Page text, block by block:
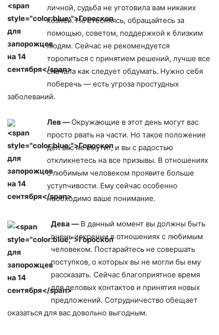
личной, судьба не уготовила вам никаких
козней. Не стесняясь, обращайтесь за
помощью, советом, поддержкой к близким
людям. Сейчас не рекомендуется
торопиться с принятием решений, лучше все
сначала как следует обдумать. Нужно себя
поберечь — есть угроза простудных
заболеваний.
Лев — Окружающие в этот день могут вас
просто рвать на части. Но такое положение
дел вас не смутит, и вы с радостью
откликнетесь на все призывы. В отношениях
с любимым человеком проявите больше
уступчивости. Ему сейчас особенно
необходимо ваше понимание.
Дева — В данный момент вы должны быть
очень искренни в отношениях с любимым
человеком. Постарайтесь не совершать
поступков, о которых вы не могли бы ему
рассказать. Сейчас благоприятное время
для деловых контактов и принятия новых
предложений. Сотрудничество обещает
оказаться для вас довольно выгодным.